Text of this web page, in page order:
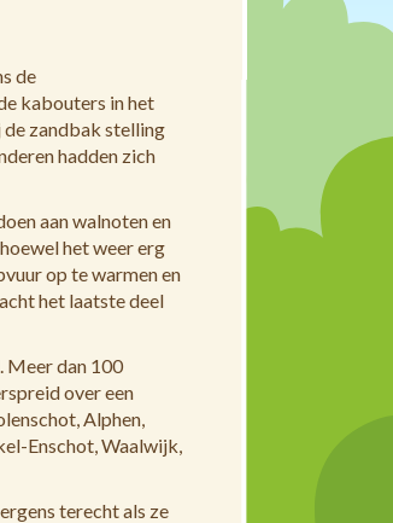
de
kabouters in het
de zandbak stelling
hadden zich
aan walnoten en
het weer erg
op te warmen en
het laatste deel
Meer dan 100
over een
Alphen,
Enschot, Waalwijk,
terecht als ze